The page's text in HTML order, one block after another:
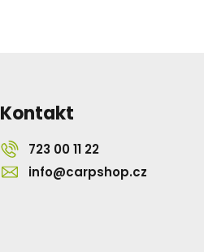
Kontakt
723 00 11 22
info@carpshop.cz